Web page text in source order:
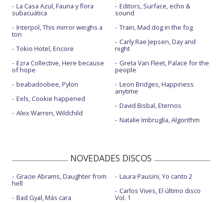
La Casa Azul, Fauna y flora
subacuática
Interpol, This mirror weighs a
ton
Tokio Hotel, Encore
Ezra Collective, Here because
of hope
beabadoobee, Pylon
Eels, Cookie happened
Alex Warren, Wildchild
Editors, Surface, echo &
sound
Train, Mad dog in the fog
Carly Rae Jepsen, Day and
night
Greta Van Fleet, Palace for the
people
Leon Bridges, Happiness
anytime
David Bisbal, Eternos
Natalie Imbruglia, Algorithm
NOVEDADES DISCOS
Gracie Abrams, Daughter from
hell
Bad Gyal, Más cara
Laura Pausini, Yo canto 2
Carlos Vives, El último disco
Vol. 1